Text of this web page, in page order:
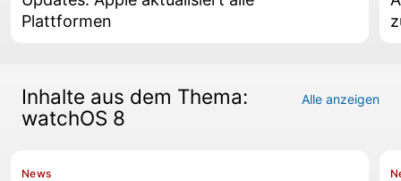
Plattformen
Inhalte aus dem Thema:
watchOS 8
Alle anzeigen
News